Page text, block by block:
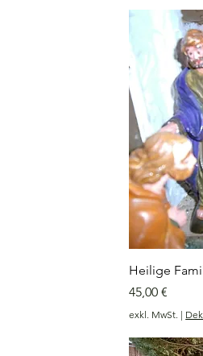
Heilige
Preis
45,00 €
exkl. MwSt. |